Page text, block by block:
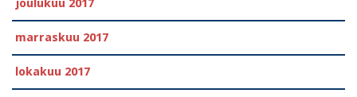
marraskuu 2017
lokakuu 2017